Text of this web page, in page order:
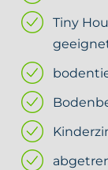
Tiny